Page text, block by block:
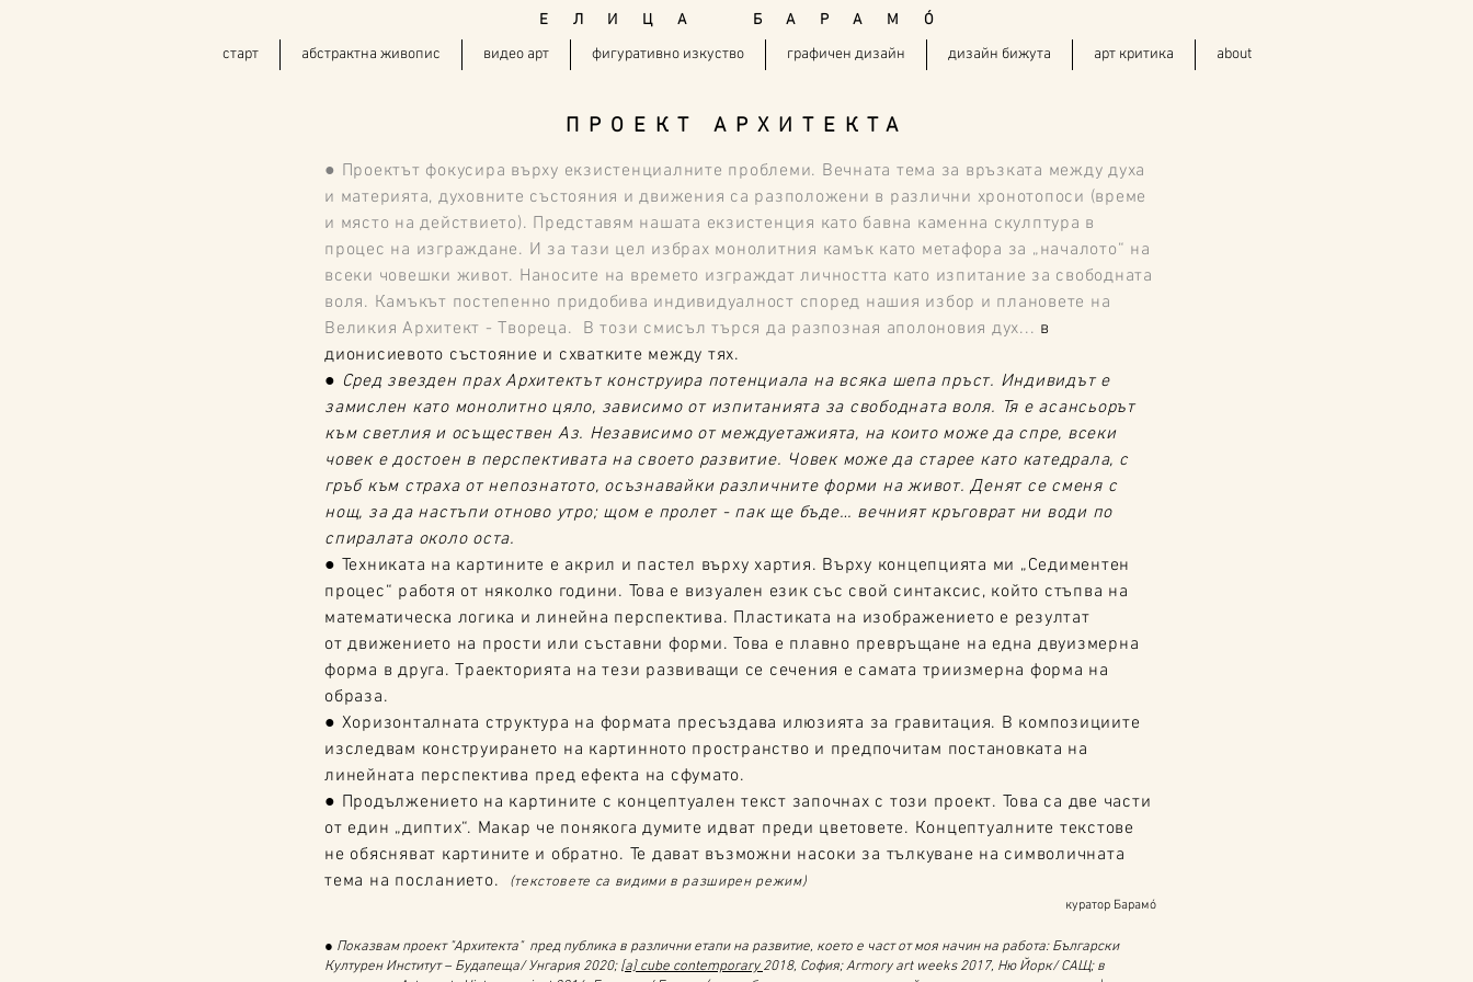
E Л И Ц А Б А Р А М Ó
старт
абстрактна живопис видео арт фигуративно изкуство графичен дизайн дизайн бижута арт критика about
ПРОЕКТ АРХИТЕКТА
● Проектът фокусира върху екзистенциалните проблеми. Вечната тема за връзката между духа
и материята, духовните състояния и движения са разположени в различни хронотопоси (време
и място на действието). Представям нашата екзистенция като бавна каменна скулптура в
процес на изграждане. И за тази цел избрах монолитния камък като метафора за „началото“ на
всеки човешки живот. Наносите на времето изграждат личността като изпитание за свободната
воля. Камъкът постепенно придобива индивидуалност според нашия избор и плановете на
Великия Архитект - Твореца. В този смисъл търся да разпозная аполоновия дух... в
дионисиевото състояние и схватките между тях.
● Сред звезден прах Архитектът конструира потенциала на всяка шепа пръст. Индивидът е
замислен като монолитно цяло, зависимо от изпитанията за свободната воля. Тя е асансьорът
към светлия и осъществен Аз. Независимо от междуетажията, на които може да спре, всеки
човек е достоен в перспективата на своето развитие. Човек може да старее като катедрала, с
гръб към страха от непознатото, осъзнавайки различните форми на живот. Денят се сменя с
нощ, за да настъпи отново утро; щом е пролет - пак ще бъде… вечният кръговрат ни води по
спиралата около оста.
● Техниката на картините е акрил и пастел върху хартия. Върху концепцията ми „Седиментен
процес“ работя от няколко години. Това е визуален език със свой синтаксис, който стъпва на
математическа логика и линейна перспектива. Пластиката на изображението е резултат
от движението на прости или съставни форми. Това е плавно превръщане на една двуизмерна
форма в друга. Траекторията на тeзи развиващи се сечения е самата триизмерна форма на
образа.
● Хоризонталната структура на формата пресъздава илюзията за гравитация. В композициите
изследвам конструирането на картинното пространство и предпочитам постановката на
линейната перспектива пред ефекта на сфумато.
● Продължението на картините с концептуален текст започнах с този проект. Това са две части
от един „диптих“. Макар че понякога думите идват преди цветовете. Концептуалните текстове
не обясняват картините и обратно. Те дават възможни насоки за тълкуване на символичната
тема на посланието.
(текстовете са видими в разширен режим)
куратор Барамó
● Показвам проект "Архитекта" пред публика в различни етапи на развитие, което е част от моя начин на работа: Български
Културен Институт – Будапеща/ Унгария 2020;[a] cube contemporary2018, София; Armory art weeks 2017, Ню Йорк/ САЩ; в